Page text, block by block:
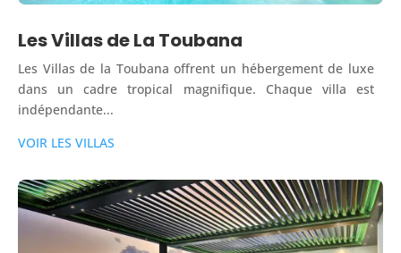
Les Villas de La Toubana
Les Villas de la Toubana offrent un hébergement de luxe
dans un cadre tropical magnifique. Chaque villa est
indépendante...
VOIR LES VILLAS